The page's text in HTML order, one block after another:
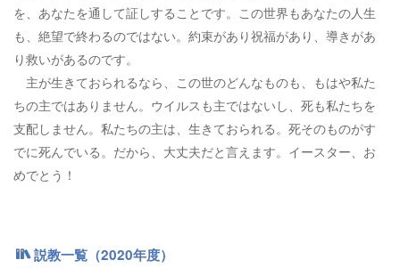
を、あなたを通して証しすることです。この世界もあなたの人生
も、絶望で終わるのではない。約束があり祝福があり、導きがあ
り救いがあるのです。
主が生きておられるなら、この世のどんなものも、もはや私た
ちの主ではありません。ウイルスも主ではないし、死も私たちを
支配しません。私たちの主は、生きておられる。死そのものがす
でに死んでいる。だから、大丈夫だと言えます。イースター、お
めでとう！
説教一覧（2020年度）